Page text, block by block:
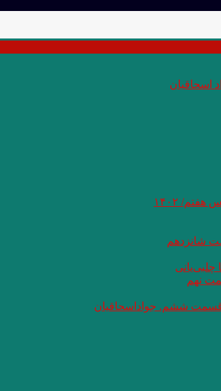
اسحاقیان
۱۴۰۲
شانزدهم
چلبی‌یانی
نهم
. قسمت ششم. جواداسحاقیان